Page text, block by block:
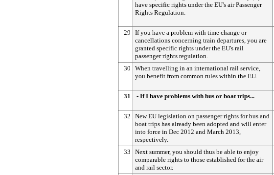
have specific rights under the EU's air Passenger
Rights Regulation.
29
If you have a problem with time change or
cancellations concerning train departures, you are
granted specific rights under the EU's rail
passenger rights regulation.
30
When travelling in an international rail service,
you benefit from common rules within the EU.
31
- If I have problems with bus or boat trips...
32
New EU legislation on passenger rights for bus and
boat trips has already been adopted and will enter
into force in Dec 2012 and March 2013,
respectively.
33
Next summer, you should thus be able to enjoy
comparable rights to those established for the air
and rail sector.